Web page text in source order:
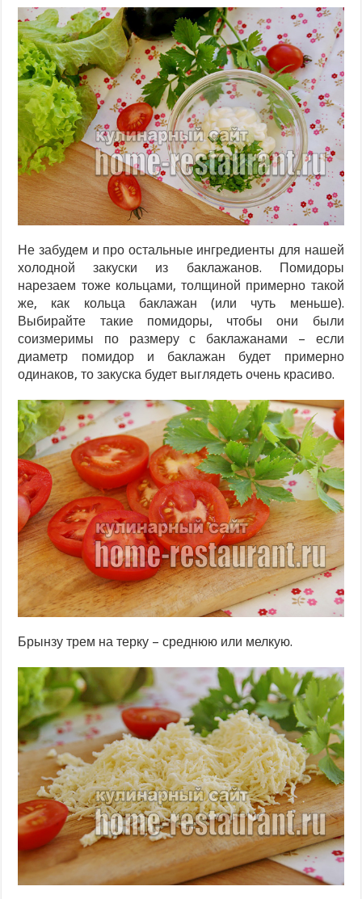
Не забудем и про остальные ингредиенты для нашей
холодной закуски из баклажанов. Помидоры
нарезаем тоже кольцами, толщиной примерно такой
же, как кольца баклажан (или чуть меньше).
Выбирайте такие помидоры, чтобы они были
соизмеримы по размеру с баклажанами – если
диаметр помидор и баклажан будет примерно
одинаков, то закуска будет выглядеть очень красиво.
Брынзу трем на терку – среднюю или мелкую.